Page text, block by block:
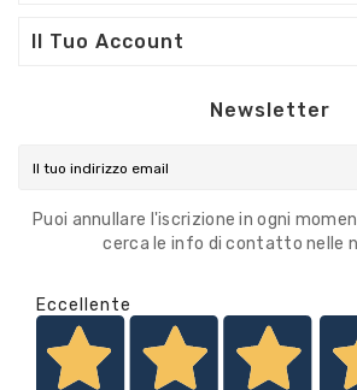
Il Tuo Account
Newsletter
Puoi annullare l'iscrizione in ogni
cerca le info di contatto nelle
Eccellente